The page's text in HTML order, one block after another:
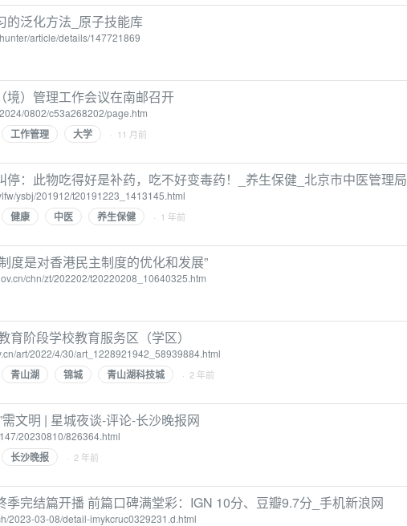
的泛化方法_原子技能库
article/details/147721869
境）管理工作会议在南邮召开
0802/c53a268202/page.htm
工作管理 大学 · 11 月前
停：此物吃得好是补药，吃不好变毒药！_养生保健_北京市中医管理局
ysbj/201912/t20191223_1413145.html
健康 中医 养生保健 · 1 年前
度是对香港民主制度的优化和发展”
chn/zt/202202/t20220208_10640325.htm
育阶段学校教育服务区（学区）
art/2022/4/30/art_1228921942_58939884.html
青山湖 锦城 青山湖科技城 · 2 年前
文明 | 星城夜谈-评论-长沙晚报网
20230810/826364.html
长沙晚报 · 2 年前
季完结篇开播 前篇口碑满堂彩：IGN 10分、豆瓣9.7分_手机新浪网
2023-03-08/detail-imykcruc0329231.d.html